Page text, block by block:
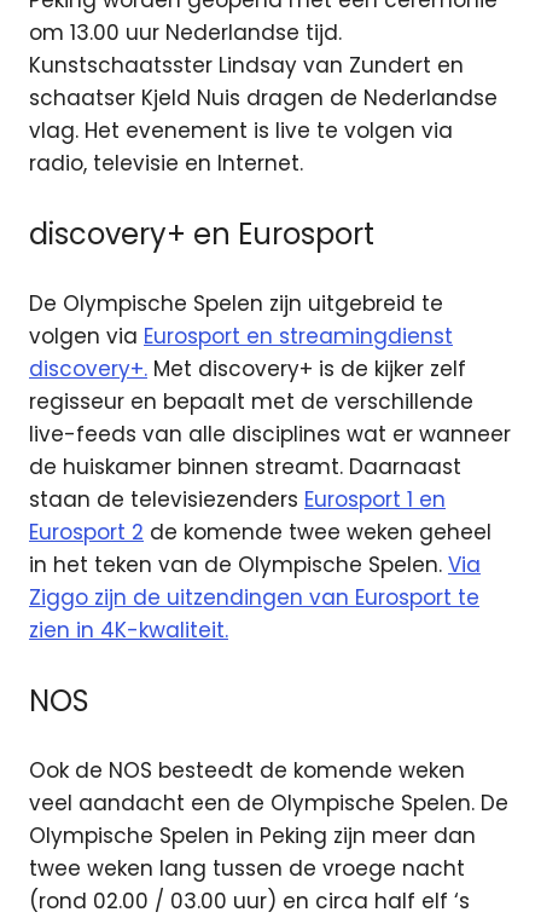
om 13.00 uur Nederlandse tijd.
Kunstschaatsster Lindsay van Zundert en
schaatser Kjeld Nuis dragen de Nederlandse
vlag. Het evenement is live te volgen via
radio, televisie en Internet.
discovery+ en Eurosport
De Olympische Spelen zijn uitgebreid te
volgen via Eurosport en streamingdienst
discovery+. Met discovery+ is de kijker zelf
regisseur en bepaalt met de verschillende
live-feeds van alle disciplines wat er wanneer
de huiskamer binnen streamt. Daarnaast
staan de televisiezenders Eurosport 1 en
Eurosport 2 de komende twee weken geheel
in het teken van de Olympische Spelen. Via
Ziggo zijn de uitzendingen van Eurosport te
zien in 4K-kwaliteit.
NOS
Ook de NOS besteedt de komende weken
veel aandacht een de Olympische Spelen. De
Olympische Spelen in Peking zijn meer dan
twee weken lang tussen de vroege nacht
(rond 02.00 / 03.00 uur) en circa half elf ‘s